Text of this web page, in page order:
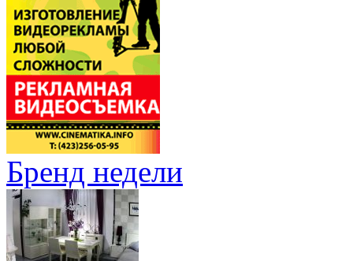
Бренд недели